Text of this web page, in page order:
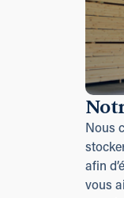
Nous
afin
vous